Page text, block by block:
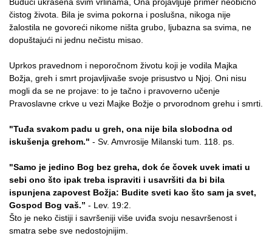
čistog života. Bila je svima pokorna i poslušna, nikoga nije
žalostila ne govoreći nikome ništa grubo, ljubazna sa svima, ne
dopuštajući ni jednu nečistu misao.
Uprkos pravednom i neporočnom životu koji je vodila Majka
Božja, greh i smrt projavljivaše svoje prisustvo u Njoj. Oni nisu
mogli da se ne projave: to je tačno i pravoverno učenje
Pravoslavne crkve u vezi Majke Božje o prvorodnom grehu i smrti.
"Tuđa svakom padu u greh, ona nije bila slobodna od
iskušenja grehom." - Sv. Amvrosije Milanski tum. 118. ps.
"Samo je jedino Bog bez greha, dok će čovek uvek imati u
sebi ono što ipak treba ispraviti i usavršiti da bi bila
ispunjena zapovest Božja: Budite sveti kao što sam ja svet,
Gospod Bog vaš.” - Lev. 19:2.
Što je neko čistiji i savršeniji više uviđa svoju nesavršenost i
smatra sebe sve nedostojnijim.